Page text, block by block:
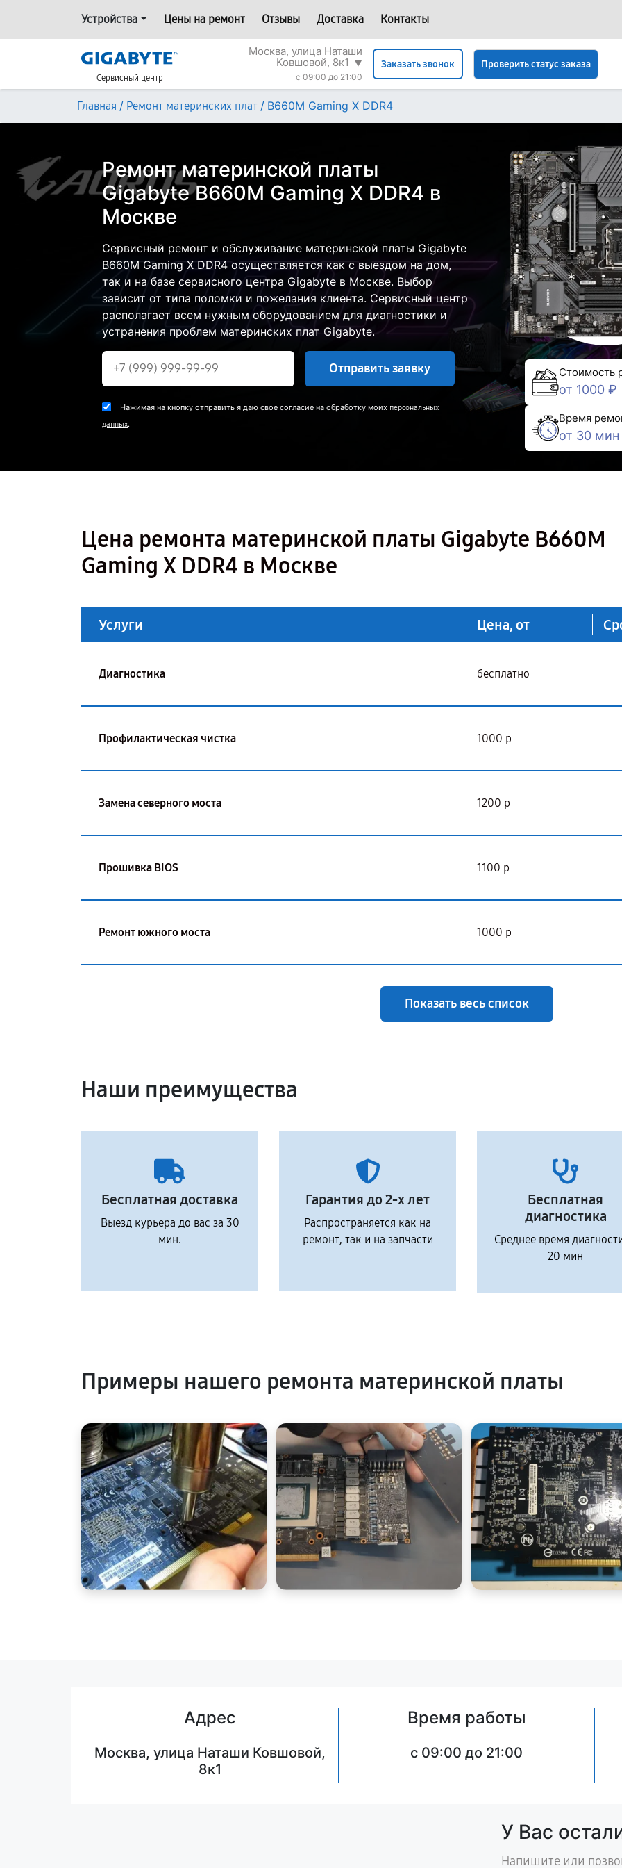
Устройства Цены на ремонт Отзывы Доставка Контакты
Сервисный центр
Москва, улица Наташи
Ковшовой, 8к1
▼
c 09:00 до 21:00
Заказать звонок Проверить статус заказа
Главная / Ремонт материнских плат / B660M Gaming X DDR4
Ремонт материнской платы
Gigabyte B660M Gaming X DDR4 в
Москве
Сервисный ремонт и обслуживание материнской платы Gigabyte
B660M Gaming X DDR4 осуществляется как с выездом на дом,
так и на базе сервисного центра Gigabyte в Москве. Выбор
зависит от типа поломки и пожелания клиента. Сервисный центр
располагает всем нужным оборудованием для диагностики и
устранения проблем материнских плат Gigabyte.
Отправить заявку
Нажимая на кнопку отправить я даю свое согласие на обработку моих персональных
данных.
Стоимость
от 1000 ₽
Время
от 30 мин
Цена ремонта материнской платы Gigabyte B660M
Gaming X DDR4 в Москве
Услуги Цена, от
Диагностика бесплатно
Профилактическая чистка 1000 р
Замена северного моста 1200 р
Прошивка BIOS 1100 р
Ремонт южного моста 1000 р
Показать весь список
Наши преимущества
Бесплатная доставка
Выезд курьера до вас за 30
мин.
Гарантия до 2-х лет
Распространяется как на
ремонт, так и на запчасти
Бесплатная
диагностика
Среднее время
20 мин
Примеры нашего ремонта материнской платы
Адрес
Москва, улица Наташи Ковшовой,
8к1
Время работы
c 09:00 до 21:00
У Вас
Напишите или